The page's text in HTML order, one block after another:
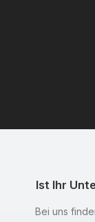
Ist Ihr
Bei uns